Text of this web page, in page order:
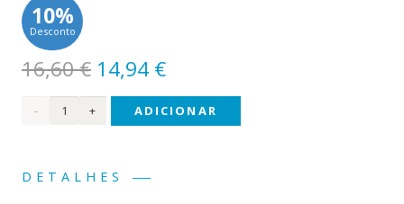
10%
Desconto
16,60€ O
preço
original
16,60 €.
14,94 €O
preço
atual
Quantidade
ADICIONAR
DETALHES